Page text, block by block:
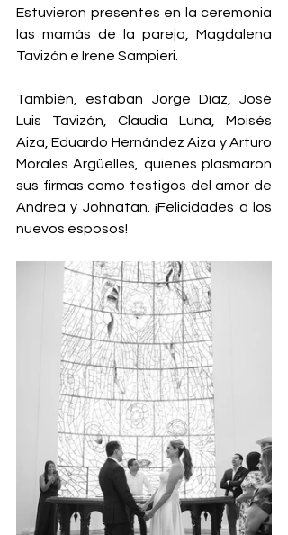
Estuvieron presentes en la ceremonia
las mamás de la pareja, Magdalena
Tavizón e Irene Sampieri.
También, estaban Jorge Díaz, José
Luis Tavizón, Claudia Luna, Moisés
Aiza, Eduardo Hernández Aiza y Arturo
Morales Argüelles, quienes plasmaron
sus firmas como testigos del amor de
Andrea y Johnatan. ¡Felicidades a los
nuevos esposos!